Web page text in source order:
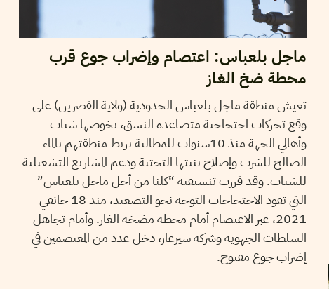
ماجل بلعباس: اعتصام وإضراب جوع قرب
محطة ضخ الغاز
تعيش منطقة ماجل بلعباس الحدودية (ولاية القصرين) على
وقع تحركات احتجاجية متصاعدة النسق، يخوضها شباب
وأهالي الجهة منذ 10سنوات للمطالبة بربط منطقتهم بالماء
الصالح للشرب وإصلاح بنيتها التحتية ودعم المشاريع التشغيلية
للشباب. وقد قررت تنسيقية “كلنا من أجل ماجل بلعباس”
التي تقود الاحتجاجات التوجه نحو التصعيد، منذ 18 جانفي
2021، عبر الاعتصام أمام محطة مضخة الغاز. وأمام تجاهل
السلطات الجهوية وشركة سيرغاز، دخل عدد من المعتصمين في
إضراب جوع مفتوح.